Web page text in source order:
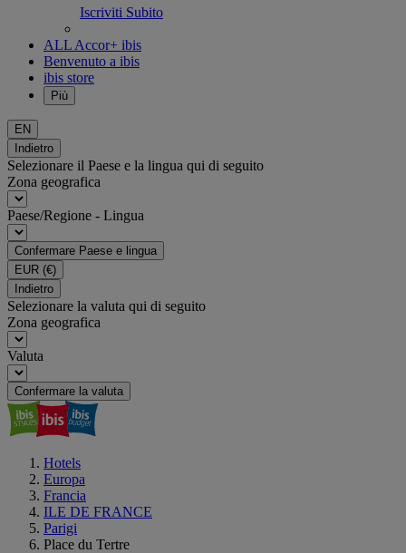
Iscriviti Subito
ALL Accor+ ibis
Benvenuto a ibis
ibis store
Più
EN
Indietro
Selezionare il Paese e la lingua qui di seguito
Zona geografica
Paese/Regione - Lingua
Confermare Paese e lingua
EUR (€)
Indietro
Selezionare la valuta qui di seguito
Zona geografica
Valuta
Confermare la valuta
Hotels
Europa
Francia
ILE DE FRANCE
Parigi
Place du Tertre